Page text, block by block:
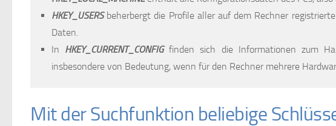
HKEY_USERSbeherbergt die Profile aller auf dem Rechner
Daten.
In HKEY_CURRENT_CONFIGfinden sich die Informationen zum
insbesondere von Bedeutung, wenn für den Rechner mehrere
Mit der Suchfunktion beliebige